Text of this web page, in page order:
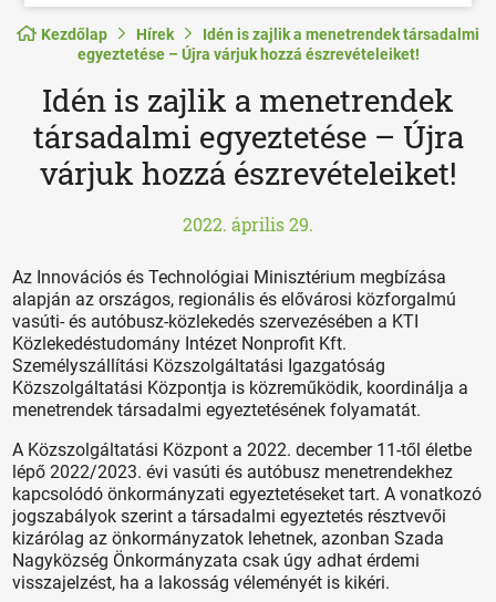
Kezdőlap Hírek
Idén is zajlik a menetrendek társadalmi
egyeztetése – Újra várjuk hozzá észrevételeiket!
Idén is zajlik a menetrendek
társadalmi egyeztetése – Újra
várjuk hozzá észrevételeiket!
2022. április 29.
Az Innovációs és Technológiai Minisztérium megbízása
alapján az országos, regionális és elővárosi közforgalmú
vasúti- és autóbusz-közlekedés szervezésében a KTI
Közlekedéstudomány Intézet Nonprofit Kft.
Személyszállítási Közszolgáltatási Igazgatóság
Közszolgáltatási Központja is közreműködik, koordinálja a
menetrendek társadalmi egyeztetésének folyamatát.
A Közszolgáltatási Központ a 2022. december 11-től életbe
lépő 2022/2023. évi vasúti és autóbusz menetrendekhez
kapcsolódó önkormányzati egyeztetéseket tart. A vonatkozó
jogszabályok szerint a társadalmi egyeztetés résztvevői
kizárólag az önkormányzatok lehetnek, azonban Szada
Nagyközség Önkormányzata csak úgy adhat érdemi
visszajelzést, ha a lakosság véleményét is kikéri.